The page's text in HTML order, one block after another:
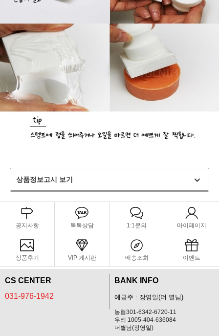
상품정보고시 보기
공지사항 톡톡상담 1:1문의 마이페이지
상품후기 VIP 게시판 배송조회 이벤트
CS CENTER
031-976-1942
BANK INFO
예금주 : 장영일(더 별님)
농협301-6342-6720-11
우리 1005-404-636084
더별님(장영일)